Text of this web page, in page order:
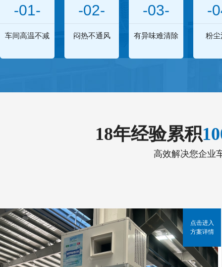
-01-
车间高温不减
-02-
闷热不通风
-03-
有异味难清除
-
粉尘
18年经验累积
高效解决您企业
点击进入
方案详情